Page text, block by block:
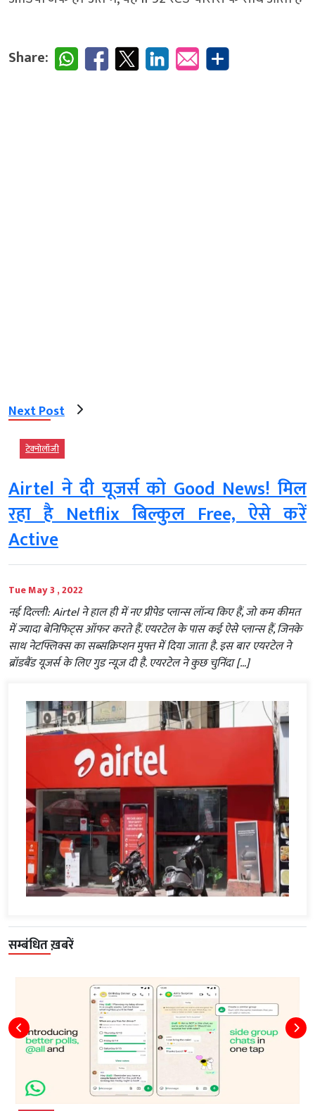
Share:
Next Post
टेक्‍नोलॉजी
Airtel ने दी यूजर्स को Good News! मिल
रहा है Netflix बिल्कुल Free, ऐसे करें
Active
Tue May 3 , 2022
नई दिल्ली: Airtel ने हाल ही में नए प्रीपेड प्लान्स लॉन्च किए हैं, जो कम कीमत
में ज्यादा बेनिफिट्स ऑफर करते हैं. एयरटेल के पास कई ऐसे प्लान्स हैं, जिनके
साथ नेटफ्लिक्स का सब्सक्रिप्शन मुफ्त में दिया जाता है. इस बार एयरटेल ने
ब्रॉडबैंड यूजर्स के लिए गुड न्यूज दी है. एयरटेल ने कुछ चुनिंदा […]
सम्बंधित ख़बरें